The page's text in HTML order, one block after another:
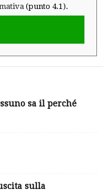
(punto 4.1).
sa il perché
sulla